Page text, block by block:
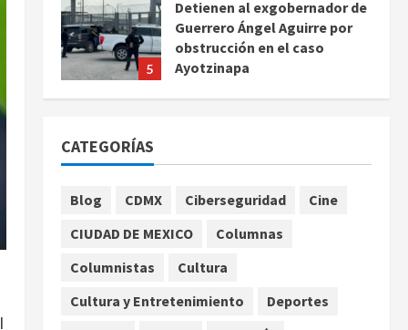
5
Detienen al exgobernador de
Guerrero Ángel Aguirre por
obstrucción en el caso
Ayotzinapa
zona aguacatera y Tierra
agosto 7, 2026
2
SMN pronostica lluvias
intensas, granizo y calor
agosto
CATEGORÍAS
Blog CDMX Ciberseguridad
Cine
CIUDAD DE MEXICO
Columnas
Columnistas
Cultura
Cultura y Entretenimiento
Deportes